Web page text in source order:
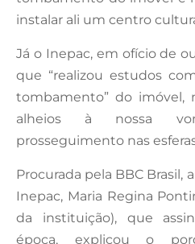
instalar ali um centro
Já o Inepac, em ofício de
que “realizou estudos
tombamento” do imóvel,
alheios à nossa
prosseguimento nas
Procurada pela BBC Brasil,
Inepac, Maria Regina
da instituição), que
época, explicou o